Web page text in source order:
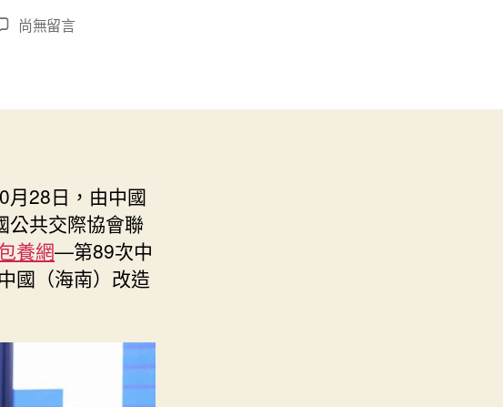
在
以
包
養
深
化
改
得
尚無留言
月28日，由中國
公共交際協會聯
養網—第89次中
國（海南）改造